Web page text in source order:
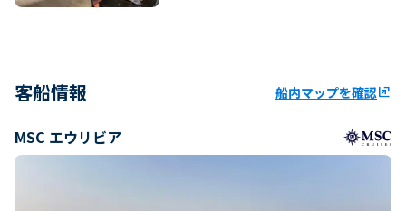
客船情報 船内マップを確認ungroup
MSC エウリビア